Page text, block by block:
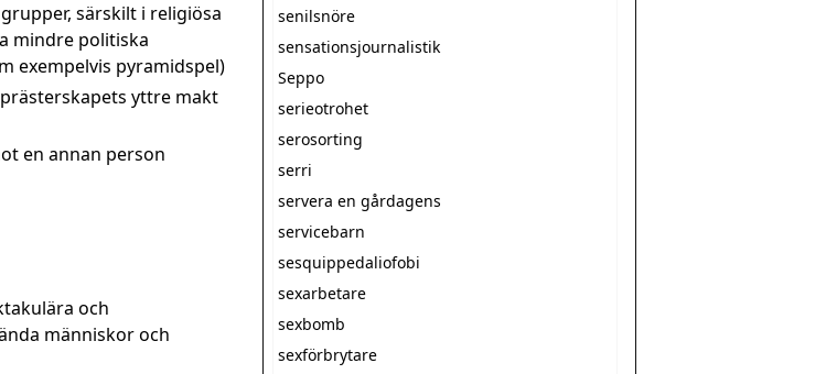
särskilt i religiösa
mindre politiska
exempelvis pyramidspel)
yttre makt
en annan person
och
människor och
senilsnöre
sensationsjournalistik
Seppo
serieotrohet
serosorting
serri
servera en gårdagens
servicebarn
sesquippedaliofobi
sexarbetare
sexbomb
sexförbrytare